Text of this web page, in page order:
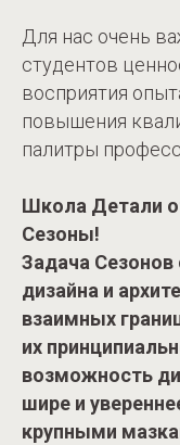
Для нас очень
студентов
восприятия
повышения
палитры
Школа Детали
Сезоны!
Задача
дизайна и
взаимных
их
возможность
шире и
крупными